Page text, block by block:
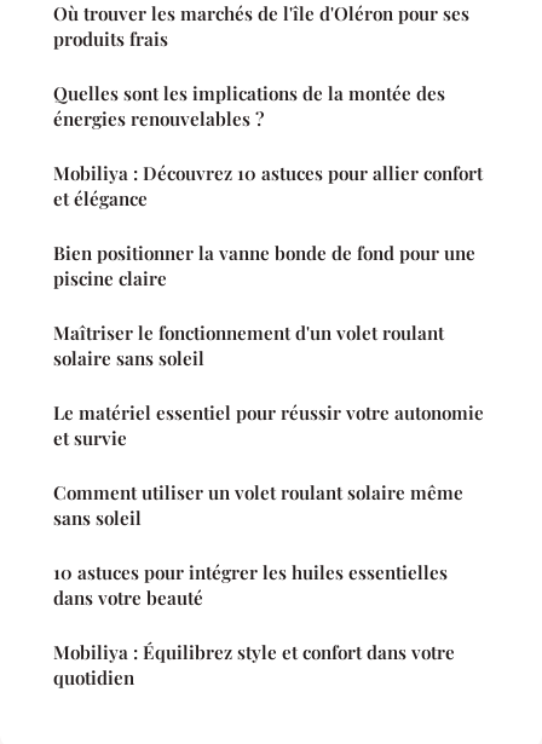
Où trouver les marchés de l'île d'Oléron pour ses
produits frais
Quelles sont les implications de la montée des
énergies renouvelables ?
Mobiliya : Découvrez 10 astuces pour allier confort
et élégance
Bien positionner la vanne bonde de fond pour une
piscine claire
Maîtriser le fonctionnement d'un volet roulant
solaire sans soleil
Le matériel essentiel pour réussir votre autonomie
et survie
Comment utiliser un volet roulant solaire même
sans soleil
10 astuces pour intégrer les huiles essentielles
dans votre beauté
Mobiliya : Équilibrez style et confort dans votre
quotidien